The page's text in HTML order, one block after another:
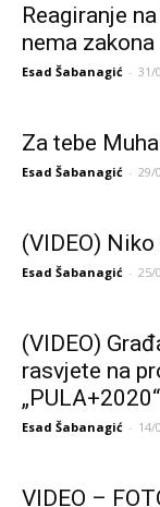
Reagiranje
nema zakona
Esad Šabanagić - 31/
Za tebe
Esad Šabanagić - 29/
(VIDEO)
Esad Šabanagić - 25/
(VIDEO)
rasvjete na
„PULA+2020“
Esad Šabanagić - 14/
VIDEO –